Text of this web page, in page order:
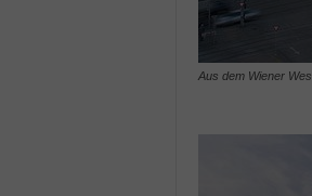
Aus dem Wiener